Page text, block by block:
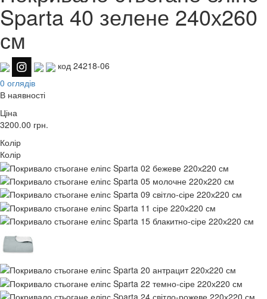
Sparta 40 зелене 240х260
см
код 24218-06
0 оглядів
В наявності
Ціна
3200.00 грн.
Колір
Колір